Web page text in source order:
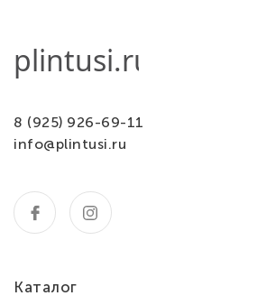
8 (925) 926-69-11
info@plintusi.ru
Каталог